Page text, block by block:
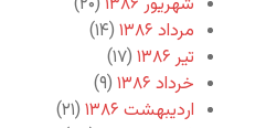
مرداد ۱۳۸۶
(۱۴)
تیر ۱۳۸۶
(۱۷)
خرداد ۱۳۸۶
(۹)
اردیبهشت ۱۳۸۶
(۲۱)